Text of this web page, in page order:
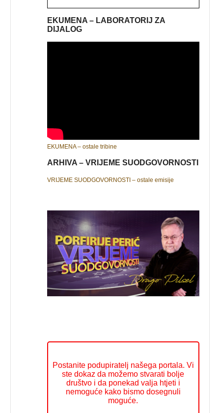
EKUMENA – LABORATORIJ ZA
DIJALOG
EKUMENA – ostale tribine
ARHIVA – VRIJEME SUODGOVORNOSTI
VRIJEME SUODGOVORNOSTI – ostale emisije
Postanite podupiratelj našega portala. Vi
ste dokaz da možemo stvarati bolje
društvo i da ponekad valja htjeti i
nemoguće kako bismo dosegnuli
moguće.